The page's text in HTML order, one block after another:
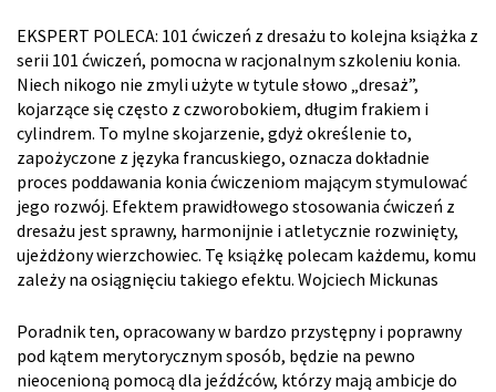
EKSPERT POLECA: 101 ćwiczeń z dresażu to kolejna książka z
serii 101 ćwiczeń, pomocna w racjonalnym szkoleniu konia.
Niech nikogo nie zmyli użyte w tytule słowo „dresaż”,
kojarzące się często z czworobokiem, długim frakiem i
cylindrem. To mylne skojarzenie, gdyż określenie to,
zapożyczone z języka francuskiego, oznacza dokładnie
proces poddawania konia ćwiczeniom mającym stymulować
jego rozwój. Efektem prawidłowego stosowania ćwiczeń z
dresażu jest sprawny, harmonijnie i atletycznie rozwinięty,
ujeżdżony wierzchowiec. Tę książkę polecam każdemu, komu
zależy na osiągnięciu takiego efektu. Wojciech Mickunas
Poradnik ten, opracowany w bardzo przystępny i poprawny
pod kątem merytorycznym sposób, będzie na pewno
nieocenioną pomocą dla jeźdźców, którzy mają ambicje do